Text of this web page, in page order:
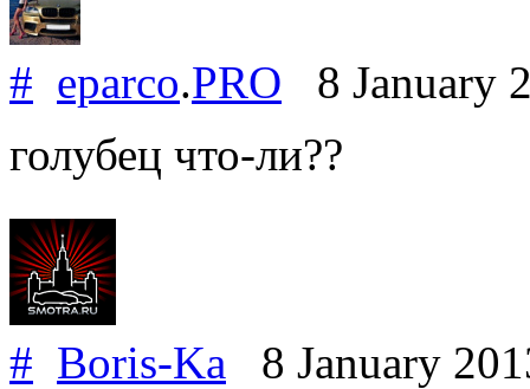
# eparco.PRO 8 January
голубец что-ли??
# Boris-Ka 8 January